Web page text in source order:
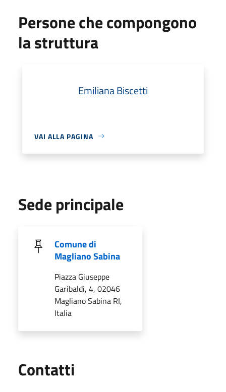
Persone che compongono
la struttura
Emiliana Biscetti
VAI ALLA PAGINA
Sede principale
Comune di
Magliano Sabina
Piazza Giuseppe
Garibaldi, 4, 02046
Magliano Sabina RI,
Italia
Contatti